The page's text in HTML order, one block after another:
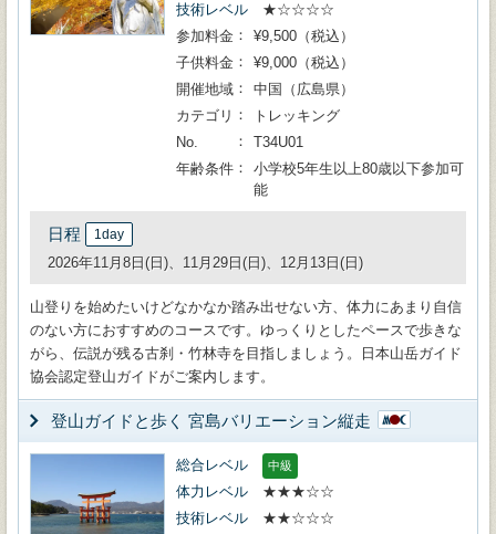
技術レベル
★☆☆☆☆
参加料金
¥9,500（税込）
子供料金
¥9,000（税込）
開催地域
中国（広島県）
カテゴリ
トレッキング
No.
T34U01
年齢条件
小学校5年生以上80歳以下参加可
能
日程 1day
2026年11月8日(日)、11月29日(日)、12月13日(日)
山登りを始めたいけどなかなか踏み出せない方、体力にあまり自信
のない方におすすめのコースです。ゆっくりとしたペースで歩きな
がら、伝説が残る古刹・竹林寺を目指しましょう。日本山岳ガイド
協会認定登山ガイドがご案内します。
登山ガイドと歩く 宮島バリエーション縦走
総合レベル 中級
体力レベル
★★★☆☆
技術レベル
★★☆☆☆